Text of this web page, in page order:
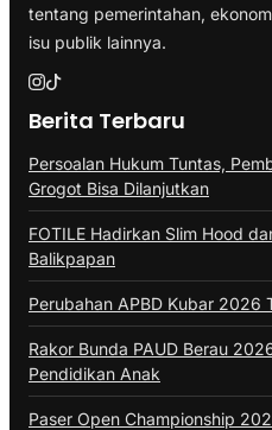
tentang pemerintahan,
isu publik lainnya.
Berita Terbaru
Persoalan Hukum Tuntas,
Grogot Bisa Dilanjutkan
FOTILE Hadirkan Slim Hood
Balikpapan
Perubahan APBD Kubar 2026
Rakor Bunda PAUD Berau
Pendidikan Anak
Paser Open Championship